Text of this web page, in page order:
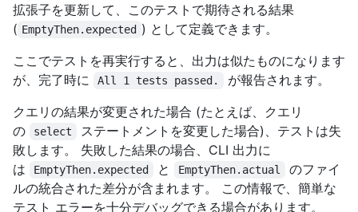
拡張子を更新して、このテストで期待される結果
( EmptyThen.expected ) として定義できます。
ここでテストを再実行すると、出力は似たものになります
が、完了時に
All 1 tests passed.
が報告されます。
クエリの結果が変更された場合 (たとえば、クエリ
の
select
ステートメントを変更した場合)、テストは失
敗します。 失敗した結果の場合、CLI 出力に
は
EmptyThen.expected と EmptyThen.actual
のファイ
ルの統合された差分が含まれます。 この情報で、簡単な
テスト エラーを十分デバッグできる場合があります。